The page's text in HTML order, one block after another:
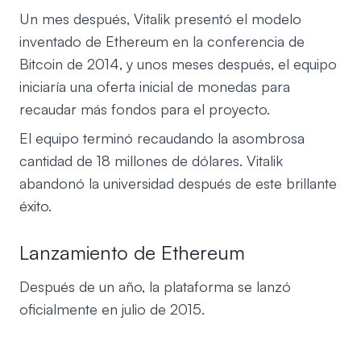
Un mes después, Vitalik presentó el modelo
inventado de Ethereum en la conferencia de
Bitcoin de 2014, y unos meses después, el equipo
iniciaría una oferta inicial de monedas para
recaudar más fondos para el proyecto.
El equipo terminó recaudando la asombrosa
cantidad de 18 millones de dólares. Vitalik
abandonó la universidad después de este brillante
éxito.
Lanzamiento de Ethereum
Después de un año, la plataforma se lanzó
oficialmente en julio de 2015.